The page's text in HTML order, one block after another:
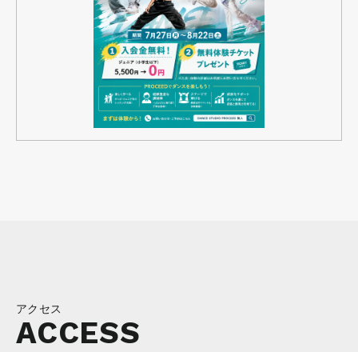
アクセス
ACCESS